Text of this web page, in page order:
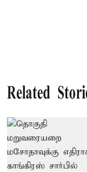
Related